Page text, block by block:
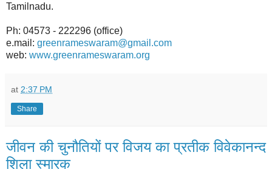
Tamilnadu.
Ph: 04573 - 222296 (office)
e.mail: greenrameswaram@gmail.com
web: www.greenrameswaram.org
at 2:37 PM
Share
जीवन की चुनौतियों पर विजय का प्रतीक विवेकानन्द
शिला स्मारक